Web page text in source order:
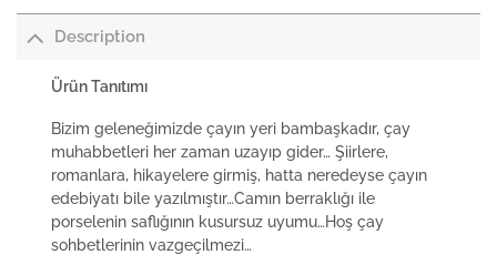
Description
Ürün Tanıtımı
Bizim geleneğimizde çayın yeri bambaşkadır, çay
muhabbetleri her zaman uzayıp gider… Şiirlere,
romanlara, hikayelere girmiş, hatta neredeyse çayın
edebiyatı bile yazılmıştır…Camın berraklığı ile
porselenin saflığının kusursuz uyumu…Hoş çay
sohbetlerinin vazgeçilmezi…